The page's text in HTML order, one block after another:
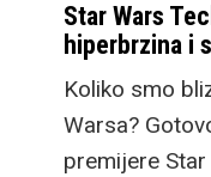
Star Wars
hiperbrzina i
Koliko smo
Warsa?
premijere